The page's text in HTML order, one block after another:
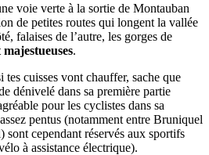
voie verte à la sortie de Montauban
de petites routes qui longent la vallée
falaises de l’autre, les gorges de
majestueuses.
tes cuisses vont chauffer, sache que
dénivelé dans sa première partie
pour les cyclistes dans sa
pentus (notamment entre Bruniquel
cependant réservés aux sportifs
à assistance électrique).